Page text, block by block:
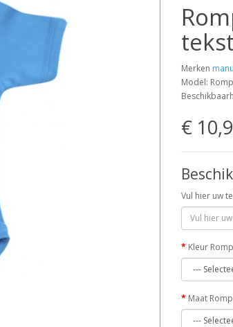
Merken
Model:
€
Vul hier uw
Kleur
Maat